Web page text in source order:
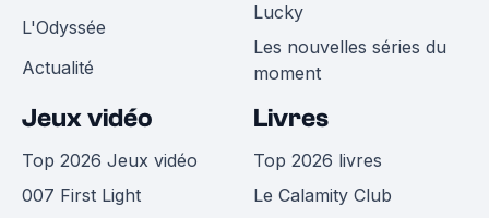
L'Odyssée
Actualité
Lucky
Les nouvelles séries du
moment
Jeux vidéo
Top 2026 Jeux vidéo
007 First Light
Livres
Top 2026 livres
Le Calamity Club